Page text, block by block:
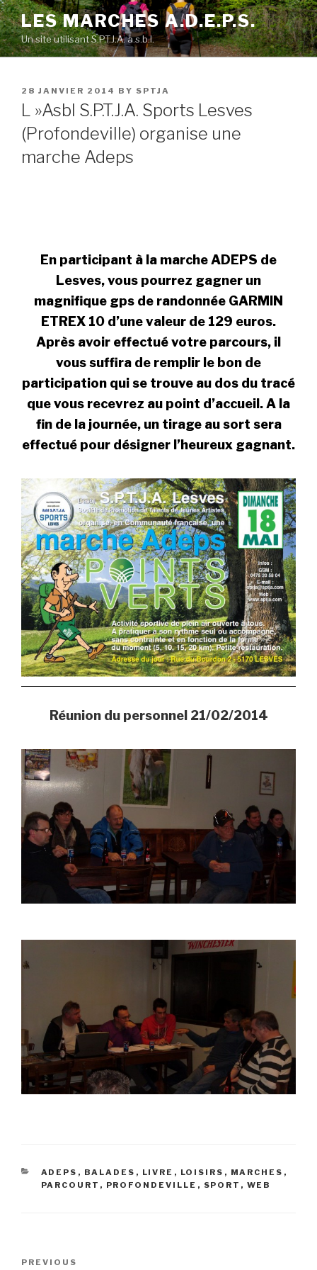
Skip
to
content
LES MARCHES A.D.E.P.S.
Un site utilisant S.P.T.J.A. a.s.b.l.
POSTED
ON
28 JANVIER 2014 BY SPTJA
L »Asbl S.P.T.J.A. Sports Lesves
(Profondeville) organise une
marche Adeps
En participant à la marche ADEPS de
Lesves, vous pourrez gagner un
magnifique gps de randonnée GARMIN
ETREX 10 d’une valeur de 129 euros.
Après avoir effectué votre parcours, il
vous suffira de remplir le bon de
participation qui se trouve au dos du tracé
que vous recevrez au point d’accueil. A la
fin de la journée, un tirage au sort sera
effectué pour désigner l’heureux gagnant.
Réunion du personnel 21/02/2014
CATEGORIES
ADEPS , BALADES , LIVRE , LOISIRS , MARCHES ,
PARCOURT , PROFONDEVILLE , SPORT , WEB
Previous
PREVIOUS